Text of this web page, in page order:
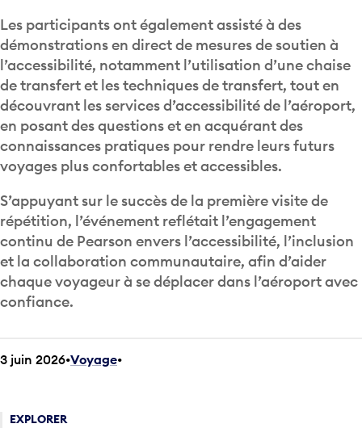
Les participants ont également assisté à des
démonstrations en direct de mesures de soutien à
l’accessibilité, notamment l’utilisation d’une chaise
de transfert et les techniques de transfert, tout en
découvrant les services d’accessibilité de l’aéroport,
en posant des questions et en acquérant des
connaissances pratiques pour rendre leurs futurs
voyages plus confortables et accessibles.
S’appuyant sur le succès de la première visite de
répétition, l’événement reflétait l’engagement
continu de Pearson envers l’accessibilité, l’inclusion
et la collaboration communautaire, afin d’aider
chaque voyageur à se déplacer dans l’aéroport avec
confiance.
3 juin 2026 Voyage•
EXPLORER